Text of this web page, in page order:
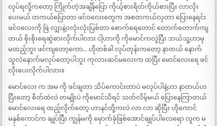
လုပ်ရလို့ကတော့ ကြိုက်တဲ့အချိန်ပြော ကိုယ့်စားရိတ်ကိုယ်စားပြီး လာလိုး
ပေးမယ် တကယ်ပြောတာ ဖင်ဝလေးတွေက အစတကယ်လှတာ ပြောနေရင်း
ဖင်ဝလေးကို ဖြဲ လျှာနဲ့ဝလုံးလုံးပြစ်တာ စောက်ရေတောင် တောက်တောက်ကျ
တယ် စိုးစိုးရေဆွဲစားလိုက်ပါလား ငါ့ဟာကို ကိုမောင်ကလွဲပြီး ဘယ်သူ့ဟာမှ
မထည့်ဘူး ဖင်ကျတော့ကော… ဟိုတစ်ခါ လုပ်တုန်းကတော့ နာတယ် နောက်
သူလဲနောက်မလုပ်တော့ပါဘူး ကုလားဆင်မလေးက ထပြီး မောင်လေးရေ ဖင်
လိုးပေးလိုက်ပါလား။
မောင်လေး က အမ ကို ဖင်ချတာ သိပ်ကောင်းတာပဲ မလုပ်ပါနဲ့ဟာ နာတယ်ဟ
ပြီးတော့ စိတ်ထဲလဲ တမျိုးပဲ ကိုမောင်သိရင် သတ်လိမ့်မယ် ပြောနေကြာတယ်
မောင်လေးရေ ထည့်လိုက်တော့ ဟာနင်တို့ကလဲ လာ လာ ဆိုပြီး ဟိုကောင်
မနှစ်ကောင်က ချုပ်ပြီး ကျွန်မကို မှောက်ခုံဖြစ်အောင်ချုပ်ပါလေရော လူက မ